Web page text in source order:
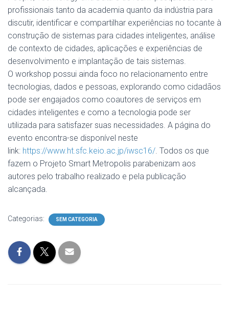
profissionais tanto da academia quanto da indústria para
discutir, identificar e compartilhar experiências no tocante à
construção de sistemas para cidades inteligentes, análise
de contexto de cidades, aplicações e experiências de
desenvolvimento e implantação de tais sistemas.
O workshop possui ainda foco no relacionamento entre
tecnologias, dados e pessoas, explorando como cidadãos
pode ser engajados como coautores de serviços em
cidades inteligentes e como a tecnologia pode ser
utilizada para satisfazer suas necessidades. A página do
evento encontra-se disponível neste
link: https://www.ht.sfc.keio.ac.jp/iwsc16/. Todos os que
fazem o Projeto Smart Metropolis parabenizam aos
autores pelo trabalho realizado e pela publicação
alcançada.
Categorias: SEM CATEGORIA